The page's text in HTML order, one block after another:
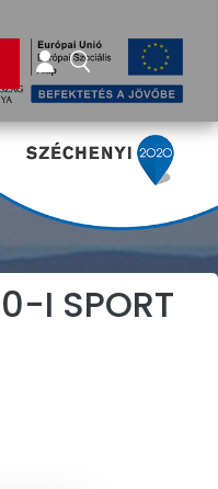
BELÉPÉS
KERESÉS
I SPORT